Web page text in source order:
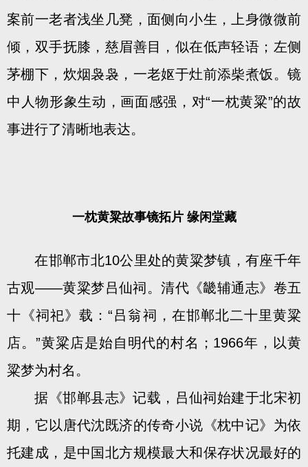
案前一老者浅坐几凳，面侧向小生，上身微微前
倾，双手抚膝，慈眉善目，似在低声轻语；左侧
茅棚下，炊烟袅袅，一老妪于灶前添柴煮饭。镜
中人物形象生动，画面感强，对“一枕黄粱”的故
事进行了清晰地表达。
一枕黄粱故事镜拓片 缘闲堂藏
在邯郸市北10公里处的黄粱梦镇，有座千年
古观——黄粱梦吕仙祠。清代《畿辅通志》卷五
十《祠祀》载：“吕翁祠，在邯郸北二十里黄粱
店。”黄粱店是始自明代的村名；1966年，以黄
粱梦为村名。
据《邯郸县志》记载，吕仙祠始建于北宋初
期，它以唐代沈既济的传奇小说《枕中记》为依
托建成，是中国北方规模最大和保存状况最好的